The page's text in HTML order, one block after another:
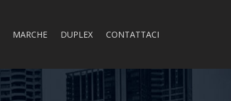
MARCHE DUPLEX CONTATTACI